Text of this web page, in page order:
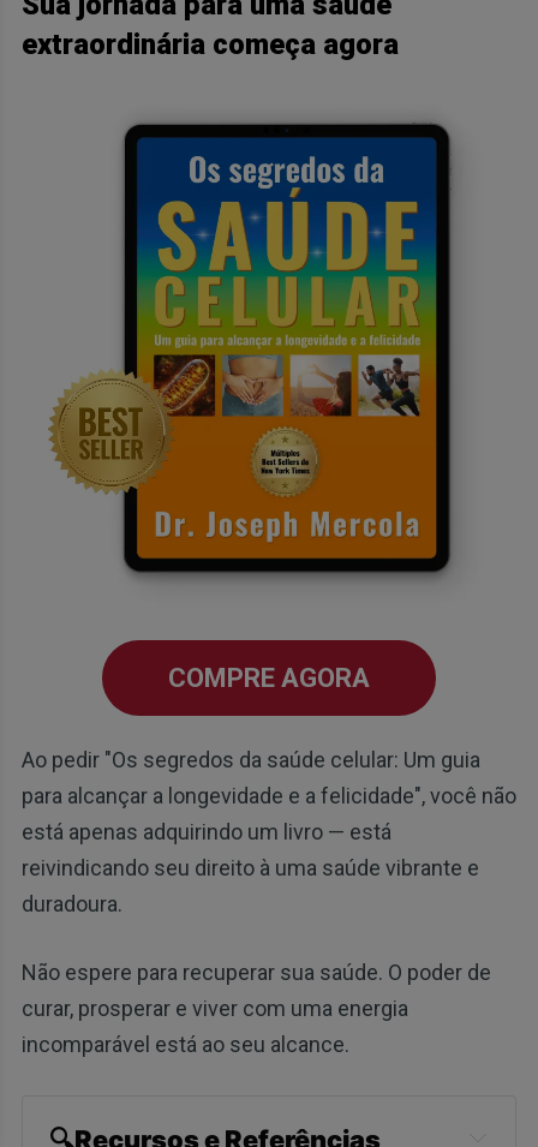
extraordinária começa agora
COMPRE AGORA
Ao pedir "Os segredos da saúde celular: Um guia
para alcançar a longevidade e a felicidade", você não
está apenas adquirindo um livro — está
reivindicando seu direito à uma saúde vibrante e
duradoura.
Não espere para recuperar sua saúde. O poder de
curar, prosperar e viver com uma energia
incomparável está ao seu alcance.
🔍Recursos e Referências